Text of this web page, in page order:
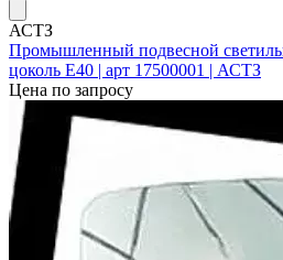
АСТЗ
Промышленный подвесной
цоколь Е40 | арт 17500001 | АСТЗ
Цена по запросу